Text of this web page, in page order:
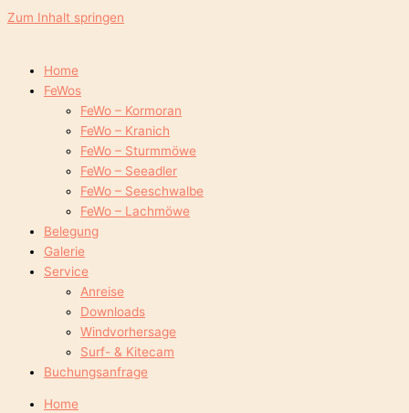
Zum Inhalt springen
Home
FeWos
FeWo – Kormoran
FeWo – Kranich
FeWo – Sturmmöwe
FeWo – Seeadler
FeWo – Seeschwalbe
FeWo – Lachmöwe
Belegung
Galerie
Service
Anreise
Downloads
Windvorhersage
Surf- & Kitecam
Buchungsanfrage
Home